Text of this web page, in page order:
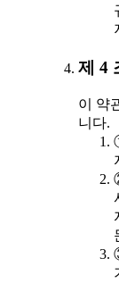
제 4
이 약
니다.